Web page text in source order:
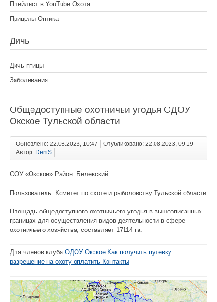
Плейлист в YouTube Охота
Прицелы Оптика
Дичь
Дичь птицы
Заболевания
Общедоступные охотничьи угодья ОДОУ
Окское Тульской области
Обновлено: 22.08.2023, 10:47
Опубликовано: 22.08.2023, 09:19
Автор: DeniS
ООУ «Окское» Район: Белевский
Пользователь: Комитет по охоте и рыболовству Тульской области
Площадь общедоступного охотничьего угодья в вышеописанных
границах для осуществления видов деятельности в сфере
охотничьего хозяйства, составляет 17114 га.
Для членов клуба ОДОУ Окское Как получить путевку
разрешение на охоту оплатить Контакты